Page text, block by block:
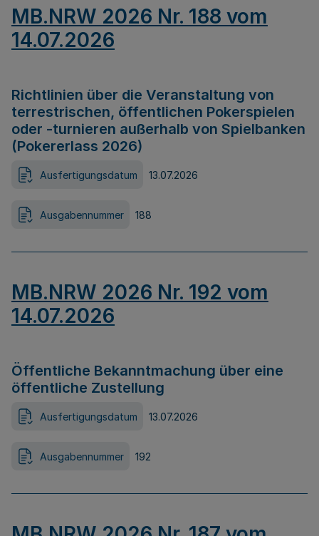
MB.NRW 2026 Nr. 188 vom
14.07.2026
Richtlinien über die Veranstaltung von
terrestrischen, öffentlichen Pokerspielen
oder -turnieren außerhalb von Spielbanken
(Pokererlass 2026)
Ausfertigungsdatum 13.07.2026
Ausgabennummer 188
MB.NRW 2026 Nr. 192 vom
14.07.2026
Öffentliche Bekanntmachung über eine
öffentliche Zustellung
Ausfertigungsdatum 13.07.2026
Ausgabennummer 192